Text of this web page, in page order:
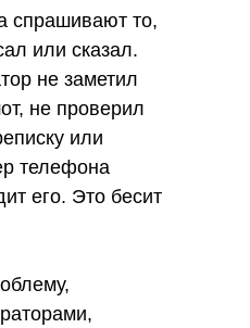
ситуацию
переключать
второй линии
и клиенту
проблему
спрашивают то,
или сказал.
не заметил
не проверил
или
телефона
его. Это бесит